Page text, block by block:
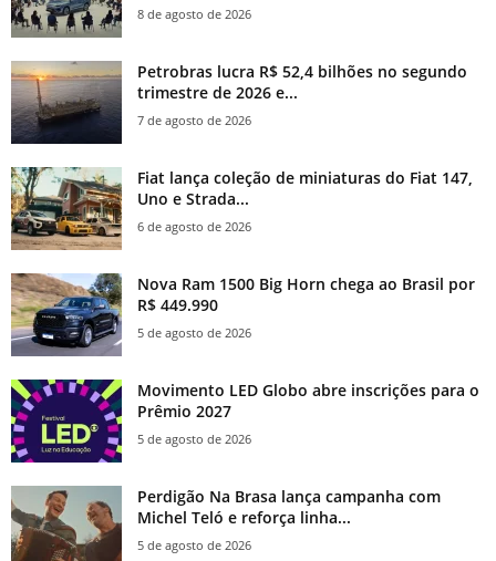
8 de agosto de 2026
Petrobras lucra R$ 52,4 bilhões no segundo
trimestre de 2026 e...
7 de agosto de 2026
Fiat lança coleção de miniaturas do Fiat 147,
Uno e Strada...
6 de agosto de 2026
Nova Ram 1500 Big Horn chega ao Brasil por
R$ 449.990
5 de agosto de 2026
Movimento LED Globo abre inscrições para o
Prêmio 2027
5 de agosto de 2026
Perdigão Na Brasa lança campanha com
Michel Teló e reforça linha...
5 de agosto de 2026